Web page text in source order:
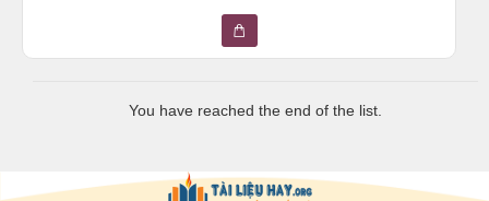
You have reached the end of the list.